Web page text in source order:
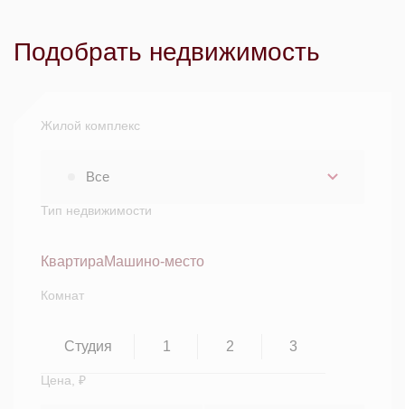
Подобрать недвижимость
Жилой комплекс
Все
Тип недвижимости
КвартираМашино-место
Комнат
Студия 1 2 3
Цена, ₽